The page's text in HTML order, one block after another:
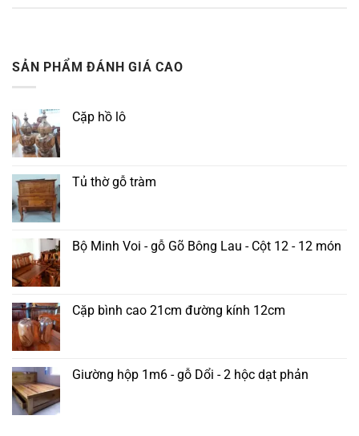
SẢN PHẨM ĐÁNH GIÁ CAO
Cặp hồ lô
Tủ thờ gỗ tràm
Bộ Minh Voi - gỗ Gõ Bông Lau - Cột 12 - 12 món
Cặp bình cao 21cm đường kính 12cm
Giường hộp 1m6 - gỗ Dổi - 2 hộc dạt phản